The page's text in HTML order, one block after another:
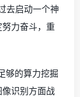
去启动一个神
力奋斗，重
够的算力挖掘
识别方面战